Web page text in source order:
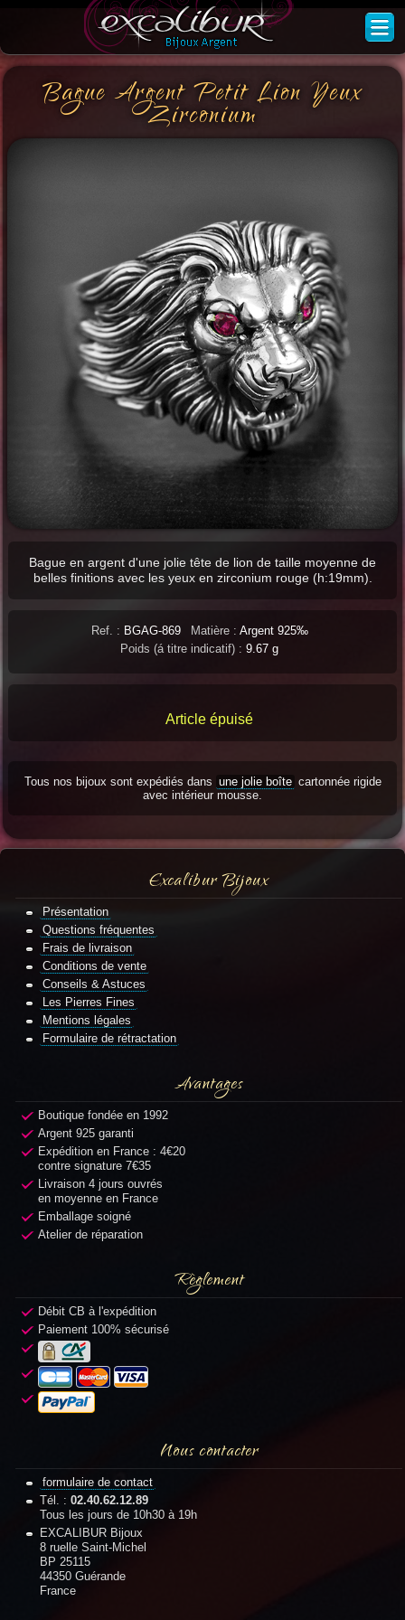
Bague Argent Petit Lion Yeux
Zirconium
Bague en argent d'une jolie tête de lion de taille moyenne de
belles finitions avec les yeux en zirconium rouge (h:19mm).
Ref. : BGAG-869 Matière : Argent 925‰
Poids (á titre indicatif) : 9.67 g
Article épuisé
Tous nos bijoux sont expédiés dans une jolie boîte cartonnée rigide
avec intérieur mousse.
Excalibur Bijoux
Présentation
Questions fréquentes
Frais de livraison
Conditions de vente
Conseils & Astuces
Les Pierres Fines
Mentions légales
Formulaire de rétractation
Avantages
Boutique fondée en 1992
Argent 925 garanti
Expédition en France : 4€20
contre signature 7€35
Livraison 4 jours ouvrés
en moyenne en France
Emballage soigné
Atelier de réparation
Règlement
Débit CB à l'expédition
Paiement 100% sécurisé
Nous contacter
formulaire de contact
Tél. : 02.40.62.12.89
Tous les jours de 10h30 à 19h
EXCALIBUR Bijoux
8 ruelle Saint-Michel
BP 25115
44350 Guérande
France